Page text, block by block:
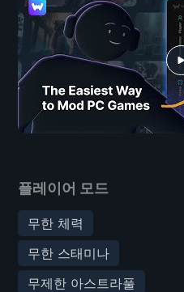
플레이어 모드
무한 체력
무한 스태미나
무제한 아스트라풀